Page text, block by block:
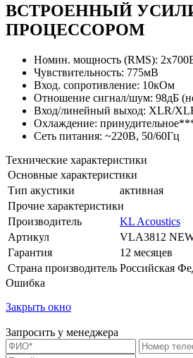
ВСТРОЕННЫЙ
ПРОЦЕССОРОМ
Номин. мощность (RMS):
Чувствительность: 775мВ
Вход. сопротивление: 10кОм
Отношение сигнал/шум: 98дБ
Вход/линейный выход: XLR/
Охлаждение:
Сеть питания: ~220В, 50/60Гц
Технические характеристики
Основные характеристики
Тип акустики
активная
Прочие характеристики
Производитель
KL Acoustics
Артикул
VLA3812
Гарантия
12 месяцев
Страна производитель Российская
Ошибка
Закрыть окно
Запросить у менеджера